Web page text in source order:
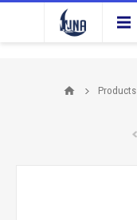
Products